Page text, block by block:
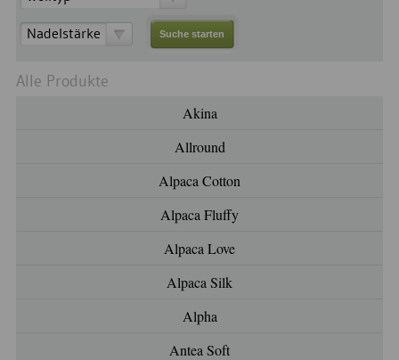
Nadelstärke
Alle Produkte
Akina
Allround
Alpaca Cotton
Alpaca Fluffy
Alpaca Love
Alpaca Silk
Alpha
Antea Soft